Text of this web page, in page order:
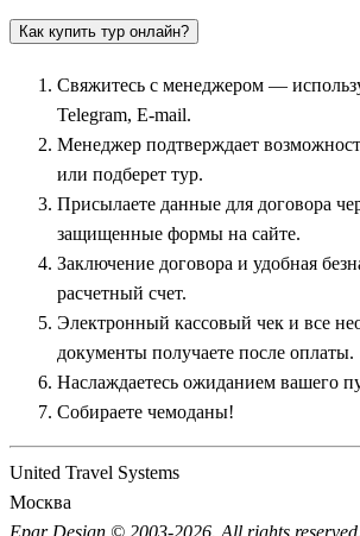
Не менее популярен соседний
круиз на пиратском корабле по озеру
долина Овакудани и отдых в
рёканах. Чтобы полностью расслабиться,
посещение горячих источников —
базой для термального отдыха на
служит курортный городАтами,
пляжами, горячими минеральными
фестивалями фейерверков.
Культурная столица и древнее
Нара и Арасияма
Настоящей сокровищницей
избежавшей разрушений военного
блистательный
Как купить тур онлайн?
Свяжитесь с менеджером —
Telegram, E-mail.
Менеджер подтверждает
или подберет тур.
Присылаете данные для договора
защищенные формы на сайте.
Заключение договора и удобная
расчетный счет.
Электронный кассовый чек и все
документы получаете после оплаты.
Наслаждаетесь ожиданием вашего
Собираете чемоданы!
United Travel Systems
Москва
Epar Design © 2003-2026. All rights reserved.